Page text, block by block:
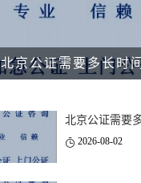
北京公证需要多长时
北京公证需要
2026-08-02